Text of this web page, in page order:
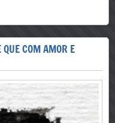
QUE COM AMOR E